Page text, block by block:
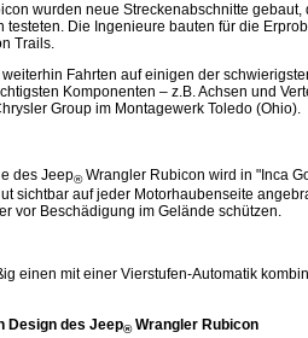
wurden neue Streckenabschnitte
Die Ingenieure bauten für die
Trails.
Fahrten auf einigen der
Komponenten – z.B. Achsen und
Group im Montagewerk Toledo (Ohio).
des Jeep® Wrangler Rubicon wird in "Inca
sichtbar auf jeder Motorhaubenseite
vor Beschädigung im Gelände schützen.
einen mit einer Vierstufen-Automatik
Design des Jeep®Wrangler Rubicon